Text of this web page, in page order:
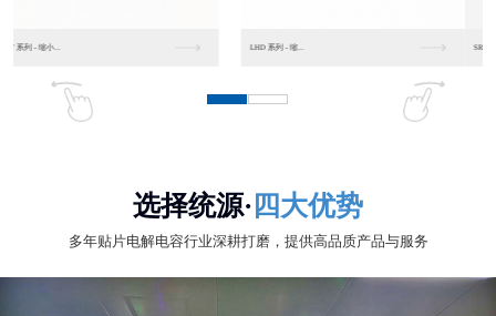
SR 系列 -低阻抗... SL 系列 -低漏电...
选择统源· 四大优势
多年贴片电解电容行业深耕打磨，提供高品质产品与服务